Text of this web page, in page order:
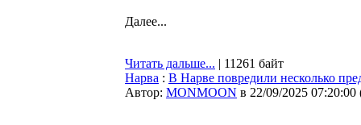
Далее...
Читать дальше... | 11261 байт
Нарва : В Нарве повредили несколько
Автор: MONMOON в 22/09/2025 07:20:00